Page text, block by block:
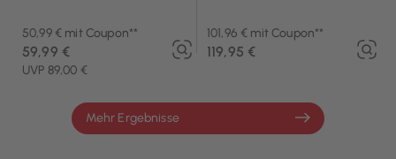
50,99 € mit Coupon**
UVP 89,00 €
59,99 €
101,96 € mit Coupon**
119,95 €
Mehr Ergebnisse